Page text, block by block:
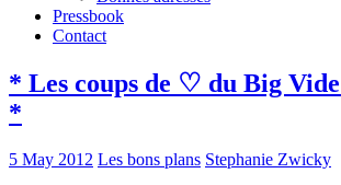
Pressbook
Contact
* Les coups de ♡ du Big
*
5 May 2012 Les bons plans Stephanie Zwicky